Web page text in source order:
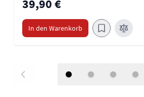
39,90 €
In den Warenkorb